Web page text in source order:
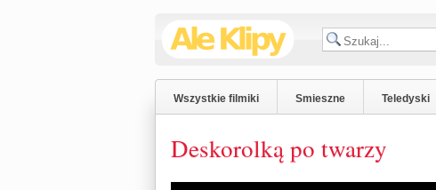
Wszystkie filmiki Smieszne Teledyski
Deskorolką po twarzy